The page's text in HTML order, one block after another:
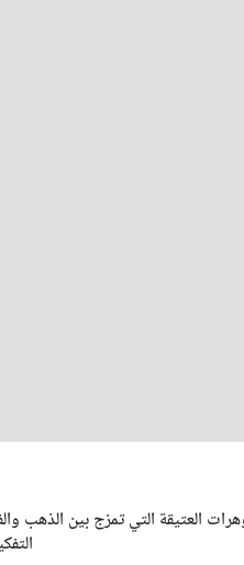
العتيقة التي تمزج بين الذهب